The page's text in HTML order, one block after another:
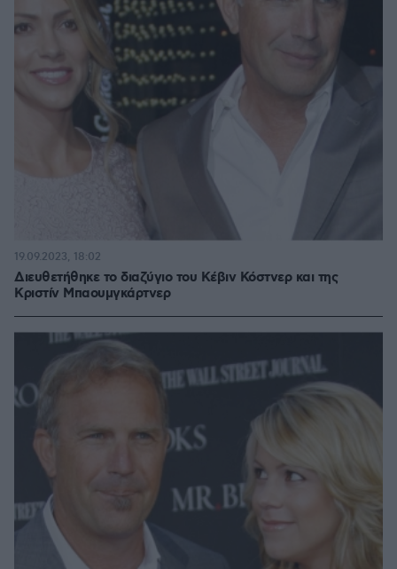
Διευθετήθηκε το διαζύγιο του Κέβιν Κόστνερ και της
Κριστίν Μπαουμγκάρτνερ
19.09.2023, 18:02